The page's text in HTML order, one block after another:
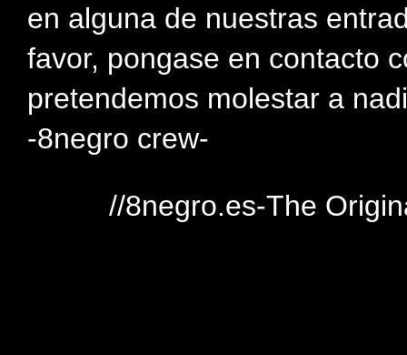
en alguna de nuestras
favor, pongase en contacto
pretendemos molestar a
-8negro crew-
//8negro.es-The